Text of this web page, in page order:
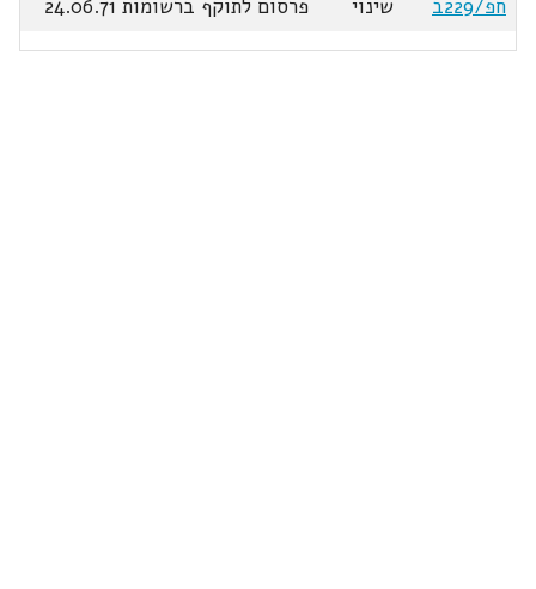
חפ/229ב
שינוי פרסום לתוקף ברשומות 24.06.71